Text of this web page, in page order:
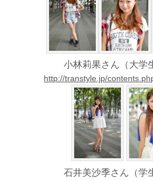
小林莉果さん（大学
http://transtyle.jp/
石井美沙季さん（学